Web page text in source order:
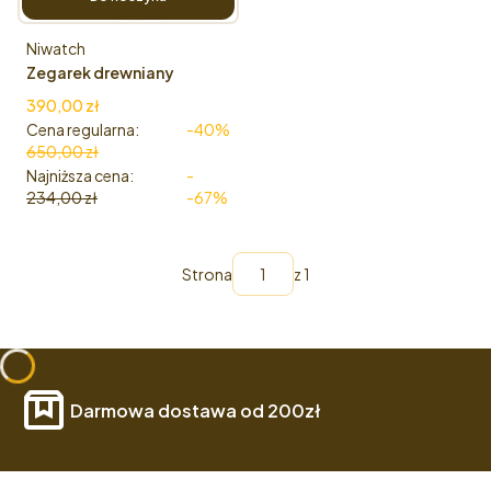
Zegarek drewniany
FRAGILE - ZIELONY
SANDAŁOWIEC
Producent
Niwatch
Cena promocyjna
390,00 zł
Cena regularna:
650,00 zł
-40%
Najniższa cena:
234,00 zł
-
-67%
Strona z 1
Darmowa dostawa od 200zł